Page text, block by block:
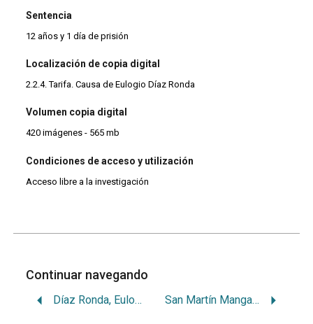
Sentencia
12 años y 1 día de prisión
Localización de copia digital
2.2.4. Tarifa. Causa de Eulogio Díaz Ronda
Volumen copia digital
420 imágenes - 565 mb
Condiciones de acceso y utilización
Acceso libre a la investigación
Continuar navegando
Díaz Ronda, Eulogio San Martín Mangas, Juan